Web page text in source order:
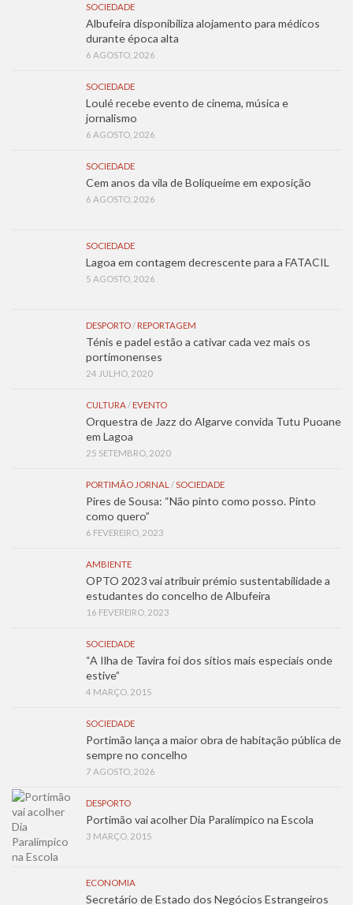
SOCIEDADE
Albufeira disponibiliza alojamento para médicos
durante época alta
6 AGOSTO, 2026
SOCIEDADE
Loulé recebe evento de cinema, música e
jornalismo
6 AGOSTO, 2026
SOCIEDADE
Cem anos da vila de Boliqueime em exposição
6 AGOSTO, 2026
SOCIEDADE
Lagoa em contagem decrescente para a FATACIL
5 AGOSTO, 2026
DESPORTO/ REPORTAGEM
Ténis e padel estão a cativar cada vez mais os
portimonenses
24 JULHO, 2020
CULTURA/ EVENTO
Orquestra de Jazz do Algarve convida Tutu Puoane
em Lagoa
25 SETEMBRO, 2020
PORTIMÃO JORNAL /SOCIEDADE
Pires de Sousa: “Não pinto como posso. Pinto
como quero”
6 FEVEREIRO, 2023
AMBIENTE
OPTO 2023 vai atribuir prémio sustentabilidade a
estudantes do concelho de Albufeira
16 FEVEREIRO, 2023
SOCIEDADE
“A Ilha de Tavira foi dos sítios mais especiais onde
estive”
4 MARÇO, 2015
SOCIEDADE
Portimão lança a maior obra de habitação pública de
sempre no concelho
7 AGOSTO, 2026
DESPORTO
Portimão vai acolher Dia Paralímpico na Escola
3 MARÇO, 2015
ECONOMIA
Secretário de Estado dos Negócios Estrangeiros